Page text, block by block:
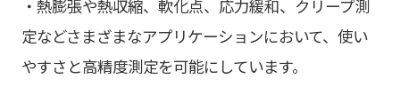
・熱膨張や熱収縮、軟化点、応力緩和、クリープ測
定などさまざまなアプリケーションにおいて、使い
やすさと高精度測定を可能にしています。